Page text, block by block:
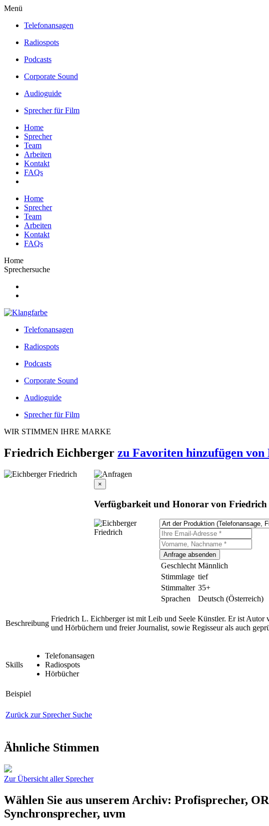
Menü
Telefonansagen
Radiospots
Podcasts
Corporate Sound
Audioguide
Sprecher für Film
Home
Sprecher
Team
Arbeiten
Kontakt
FAQs
Home
Sprecher
Team
Arbeiten
Kontakt
FAQs
Home
Sprechersuche
Telefonansagen
Radiospots
Podcasts
Corporate Sound
Audioguide
Sprecher für Film
WIR STIMMEN IHRE MARKE
Friedrich Eichberger zu Favoriten hinzufügen von
×
Verfügbarkeit und Honorar von
Geschlecht Männlich
Stimmlage tief
Stimmalter 35+
Sprachen
Deutsch (Österreich)
Beschreibung
Friedrich L. Eichberger ist mit Leib und Seele Künstler. Er ist Autor
und Hörbüchern und freier Journalist, sowie Regisseur als auch
Skills
Telefonansagen
Radiospots
Hörbücher
Beispiel
Zurück zur Sprecher Suche
Ähnliche Stimmen
Zur Übersicht aller Sprecher
Wählen Sie aus unserem Archiv: Profisprecher,
Synchronsprecher, uvm